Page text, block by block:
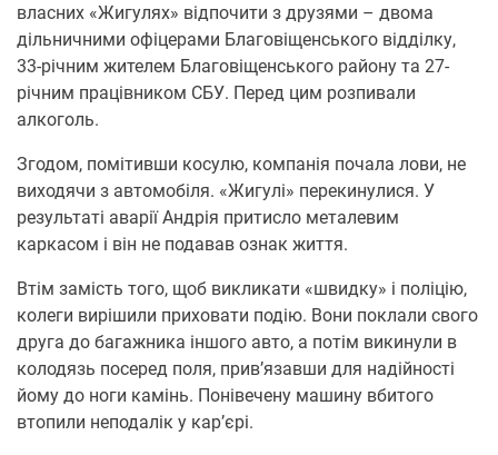
власних «Жигулях» відпочити з друзями – двома
дільничними офіцерами Благовіщенського відділку,
33-річним жителем Благовіщенського району та 27-
річним працівником СБУ. Перед цим розпивали
алкоголь.
Згодом, помітивши косулю, компанія почала лови, не
виходячи з автомобіля. «Жигулі» перекинулися. У
результаті аварії Андрія притисло металевим
каркасом і він не подавав ознак життя.
Втім замість того, щоб викликати «швидку» і поліцію,
колеги вирішили приховати подію. Вони поклали свого
друга до багажника іншого авто, а потім викинули в
колодязь посеред поля, прив’язавши для надійності
йому до ноги камінь. Понівечену машину вбитого
втопили неподалік у кар’єрі.